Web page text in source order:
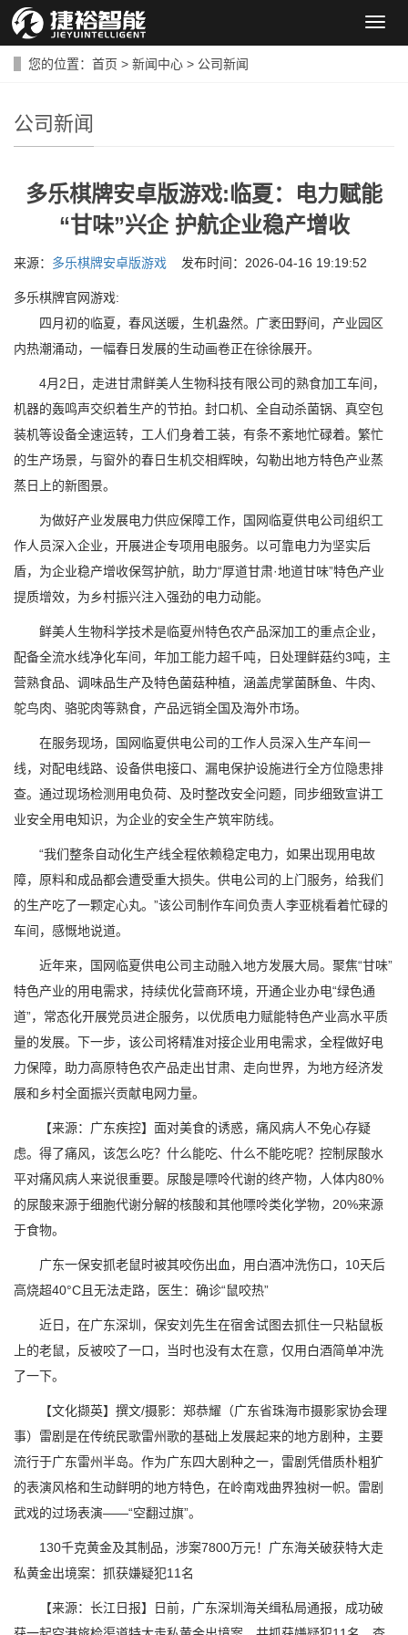
导
您的位置： 首页 > 新闻中心 > 公司新闻
公司新闻
多乐棋牌安卓版游戏:临夏：电力赋能
“甘味”兴企 护航企业稳产增收
来源： 多乐棋牌安卓版游戏 发布时间：2026-04-16 19:19:52
多乐棋牌官网游戏:
四月初的临夏，春风送暖，生机盎然。广袤田野间，产业园区
内热潮涌动，一幅春日发展的生动画卷正在徐徐展开。
4月2日，走进甘肃鲜美人生物科技有限公司的熟食加工车间，
机器的轰鸣声交织着生产的节拍。封口机、全自动杀菌锅、真空包
装机等设备全速运转，工人们身着工装，有条不紊地忙碌着。繁忙
的生产场景，与窗外的春日生机交相辉映，勾勒出地方特色产业蒸
蒸日上的新图景。
为做好产业发展电力供应保障工作，国网临夏供电公司组织工
作人员深入企业，开展进企专项用电服务。以可靠电力为坚实后
盾，为企业稳产增收保驾护航，助力“厚道甘肃·地道甘味”特色产业
提质增效，为乡村振兴注入强劲的电力动能。
鲜美人生物科学技术是临夏州特色农产品深加工的重点企业，
配备全流水线净化车间，年加工能力超千吨，日处理鲜菇约3吨，主
营熟食品、调味品生产及特色菌菇种植，涵盖虎掌菌酥鱼、牛肉、
鸵鸟肉、骆驼肉等熟食，产品远销全国及海外市场。
在服务现场，国网临夏供电公司的工作人员深入生产车间一
线，对配电线路、设备供电接口、漏电保护设施进行全方位隐患排
查。通过现场检测用电负荷、及时整改安全问题，同步细致宣讲工
业安全用电知识，为企业的安全生产筑牢防线。
“我们整条自动化生产线全程依赖稳定电力，如果出现用电故
障，原料和成品都会遭受重大损失。供电公司的上门服务，给我们
的生产吃了一颗定心丸。”该公司制作车间负责人李亚桃看着忙碌的
车间，感慨地说道。
近年来，国网临夏供电公司主动融入地方发展大局。聚焦“甘味”
特色产业的用电需求，持续优化营商环境，开通企业办电“绿色通
道”，常态化开展党员进企服务，以优质电力赋能特色产业高水平质
量的发展。下一步，该公司将精准对接企业用电需求，全程做好电
力保障，助力高原特色农产品走出甘肃、走向世界，为地方经济发
展和乡村全面振兴贡献电网力量。
【来源：广东疾控】面对美食的诱惑，痛风病人不免心存疑
虑。得了痛风，该怎么吃？什么能吃、什么不能吃呢？控制尿酸水
平对痛风病人来说很重要。尿酸是嘌呤代谢的终产物，人体内80%
的尿酸来源于细胞代谢分解的核酸和其他嘌呤类化学物，20%来源
于食物。
广东一保安抓老鼠时被其咬伤出血，用白酒冲洗伤口，10天后
高烧超40°C且无法走路，医生：确诊“鼠咬热”
近日，在广东深圳，保安刘先生在宿舍试图去抓住一只粘鼠板
上的老鼠，反被咬了一口，当时也没有太在意，仅用白酒简单冲洗
了一下。
【文化撷英】撰文/摄影：郑恭耀（广东省珠海市摄影家协会理
事）雷剧是在传统民歌雷州歌的基础上发展起来的地方剧种，主要
流行于广东雷州半岛。作为广东四大剧种之一，雷剧凭借质朴粗犷
的表演风格和生动鲜明的地方特色，在岭南戏曲界独树一帜。雷剧
武戏的过场表演——“空翻过旗”。
130千克黄金及其制品，涉案7800万元！广东海关破获特大走
私黄金出境案：抓获嫌疑犯11名
【来源：长江日报】日前，广东深圳海关缉私局通报，成功破